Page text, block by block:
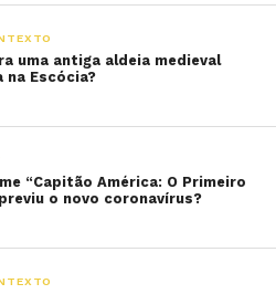
uma antiga aldeia medieval
na Escócia?
“Capitão América: O Primeiro
o novo coronavírus?